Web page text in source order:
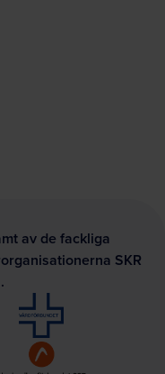
av de fackliga
SKR